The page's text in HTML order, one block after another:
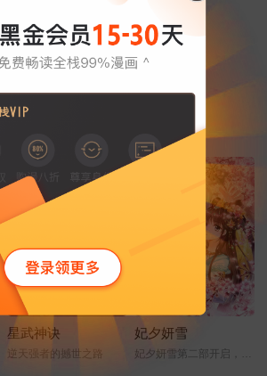
仙武帝尊
修真 热血 玄幻
且看我置之死地而后生
星武神诀
逆天强者的撼世之路
妃夕妍雪
妃夕妍雪第二部开启，缘起之章